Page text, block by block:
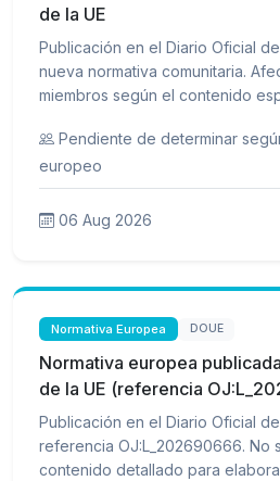
de la UE
Publicación en el Diario Oficial
nueva normativa comunitaria.
miembros según el contenido
Pendiente de determinar
europeo
06 Aug 2026
Normativa Europea DOUE
Normativa europea
de la UE (referencia
Publicación en el Diario Oficial
referencia OJ:L_202690666. No
contenido detallado para